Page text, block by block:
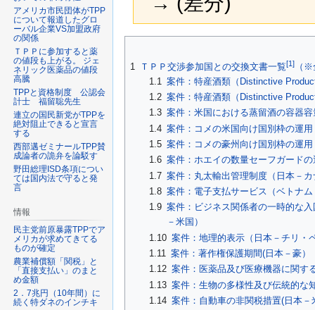
1 ＴＰＰ交渉参加国との交換文書一覧[1]
（
1.1 案件：特産酒類（Distinctive
1.2 案件：特産酒類（Distinctive
1.3 案件：米国における蒸留酒の容器
1.4 案件：コメの米国向け国別枠の運
1.5 案件：コメの豪州向け国別枠の運
1.6 案件：ホエイの数量セーフガード
1.7 案件：丸太輸出管理制度（日本－カ
1.8 案件：電子支払サービス（ベトナ
1.9 案件：ビジネス関係者の一時的な
－米国）
1.10 案件：地理的表示（日本－チリ・
1.11
案件：著作権保護期間(日本－豪）
1.12 案件：医薬品及び医療機器に関す
1.13 案件：生物の多様性及び伝統的な
1.14 案件：自動車の非関税措置(日本－
アメリカ市民団体がTPP
について報道したグロ
ーバル企業VS加盟政府
の関係
ＴＰＰに参加すると薬
の値段も上がる。 ジェ
ネリック医薬品の値段
高騰
TPPと資格制度 公認会
計士 福留聡先生
連立の国民新党がTPPを
絶対阻止できると宣言
する
西部邁ゼミナールTPP賛
成論者の詭弁を論駁す
野田総理ISD条項につい
ては国内法で守ると発
言
情報
民主党前原暴露TPPでア
メリカが求めてきてる
ものが確定
農業補償額「関税」と
「直接支払い」のまと
め金額
2．7兆円（10年間）に
続く特ダネのインチキ